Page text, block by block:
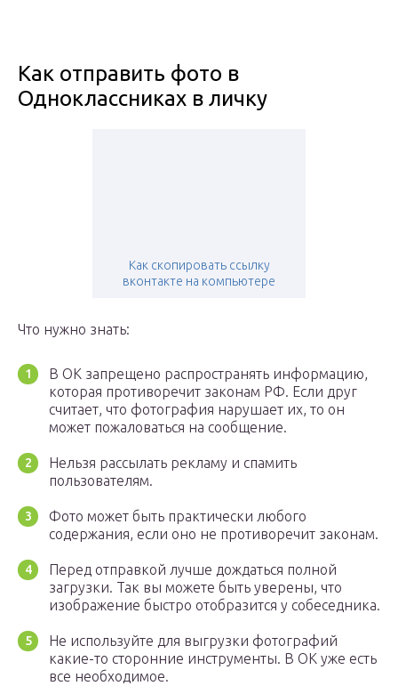
Как отправить фото в
Одноклассниках в личку
Как скопировать ссылку
вконтакте на компьютере
Что нужно знать:
В ОК запрещено распространять информацию,
которая противоречит законам РФ. Если друг
считает, что фотография нарушает их, то он
может пожаловаться на сообщение.
Нельзя рассылать рекламу и спамить
пользователям.
Фото может быть практически любого
содержания, если оно не противоречит законам.
Перед отправкой лучше дождаться полной
загрузки. Так вы можете быть уверены, что
изображение быстро отобразится у собеседника.
Не используйте для выгрузки фотографий
какие-то сторонние инструменты. В ОК уже есть
все необходимое.